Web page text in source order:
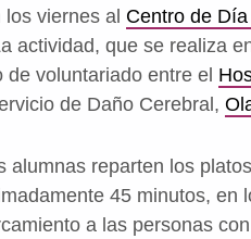
viernes al Centro de
actividad, que se realiza
voluntariado entre el
de Daño Cerebral,
alumnas reparten los
45 minutos, en
a las personas con